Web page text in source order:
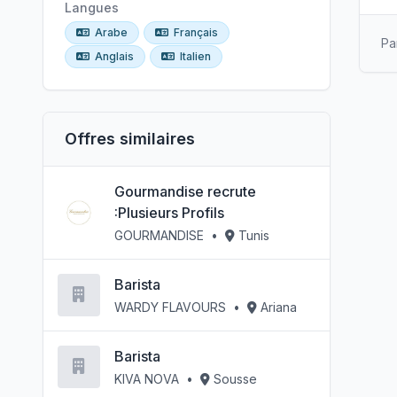
Langues
Arabe
Français
Anglais
Italien
Offres similaires
Gourmandise recrute
:Plusieurs Profils
GOURMANDISE • Tunis
Barista
WARDY FLAVOURS • Ariana
Barista
KIVA NOVA • Sousse